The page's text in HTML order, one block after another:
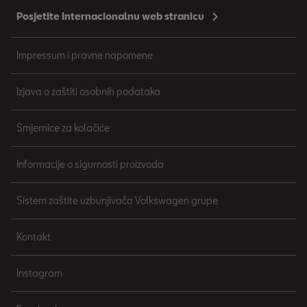
Posjetite Internacionalnu web stranicu
Impressum i pravne napomene
Izjava o zaštiti osobnih podataka
Smjernice za kolačiće
Informacije o sigurnosti proizvoda
Sistem zaštite uzbunjivača Volkswagen grupe
Kontakt
Instagram